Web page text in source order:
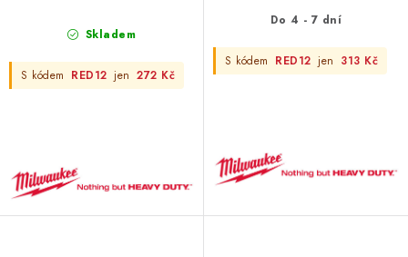
Skladem
S kódem RED12 jen 272 Kč
Do 4 - 7 dní
S kódem RED12 jen 313 Kč